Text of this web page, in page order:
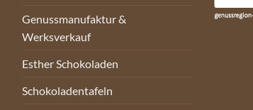
Genussmanufaktur &
Werksverkauf
Esther Schokoladen
Schokoladentafeln